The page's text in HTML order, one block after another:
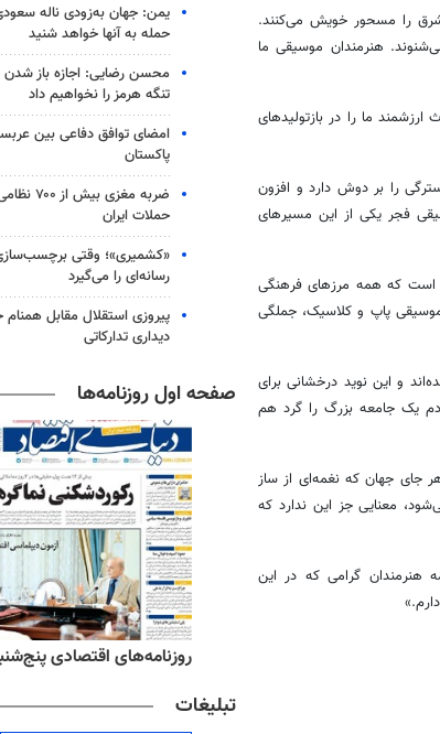
شرق را مسحور خویش می‌کنند.
هنرمندان موسیقی ما
ارزشمند ما را در بازتولیدهای
را بر دوش دارد و افزون
فجر یکی از این مسیرهای
است که همه مرزهای فرهنگی
موسیقی پاپ و کلاسیک، جملگی
و این نوید درخشانی برای
یک جامعه بزرگ را گرد هم
جای جهان که نغمه‌ای از ساز
معنایی جز این ندارد که
هنرمندان گرامی که در این
یمن: جهان به‌زودی ناله
حمله به آنها خواهد شنید
محسن رضایی: اجازه باز
تنگه هرمز را نخواهیم داد
امضای توافق دفاعی بین
پاکستان
ضربه مغزی
حملات ایران
«کشمیری»؛ وقتی
رسانه‌ای را می‌گیرد
پیروزی استقلال مقابل همنام
دیداری تدارکاتی
صفحه اول روزنامه‌ها
روزنامه‌های اقتصادی پنج‌شنبه ۱۵ مرداد
تبلیغات